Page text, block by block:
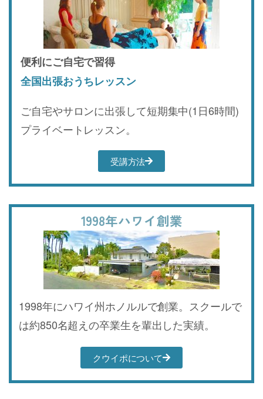
便利にご自宅で習得
全国出張おうちレッスン
ご自宅やサロンに出張して短期集中(1日6時間)
プライベートレッスン。
受講方法
1998年ハワイ創業
1998年にハワイ州ホノルルで創業。スクールで
は約850名超えの卒業生を輩出した実績。
クウイポについて